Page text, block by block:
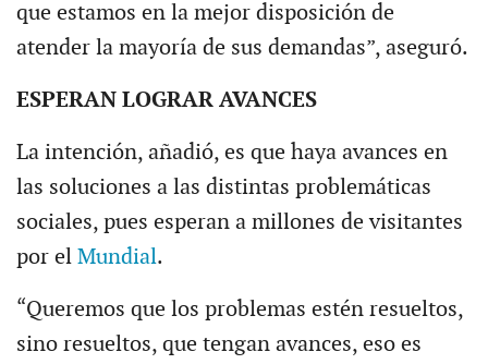
que estamos en la mejor disposición de
atender la mayoría de sus demandas”, aseguró.
ESPERAN LOGRAR AVANCES
La intención, añadió, es que haya avances en
las soluciones a las distintas problemáticas
sociales, pues esperan a millones de visitantes
por el Mundial.
“Queremos que los problemas estén resueltos,
sino resueltos, que tengan avances, eso es